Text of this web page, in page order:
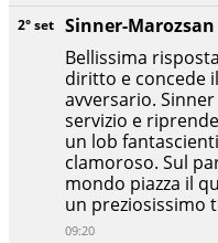
2° set Sinner-Marozsan
Bellissima
diritto e concede
avversario.
servizio e
un lob
clamoroso. Sul
mondo piazza il
un preziosissimo
09:20